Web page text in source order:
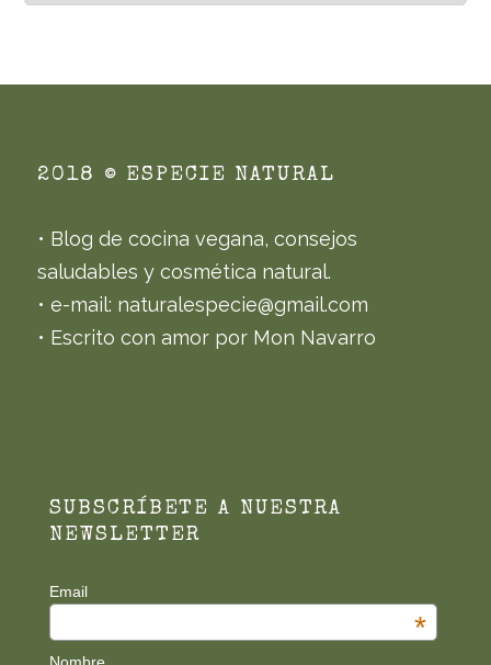
2018 © ESPECIE NATURAL
• Blog de cocina vegana, consejos
saludables y cosmética natural.
• e-mail: naturalespecie@gmail.com
• Escrito con amor por Mon Navarro
SUBSCRÍBETE A NUESTRA
NEWSLETTER
Email
*